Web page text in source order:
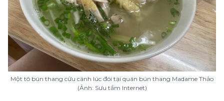
Một tô bún thang cứu cánh lúc đói tại quán bún thang Madame Thảo
(Ảnh: Sưu tầm Internet)